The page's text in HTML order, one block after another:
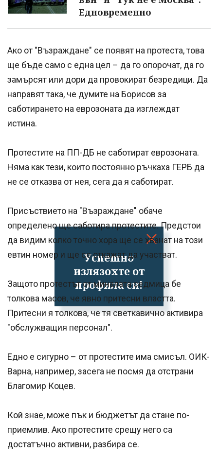
Успешно
излязохте от
профила си!
Едновременно
Ако от "Възраждане" се появят на протеста, това
ще бъде само с една цел – да го опорочат, да го
замърсят или дори да провокират безредици. Да
направят така, че думите на Борисов за
саботирането на еврозоната да изглеждат
истина.
Протестите на ПП-ДБ не саботират еврозоната.
Няма как тези, които постоянно ръчкаха ГЕРБ да
не се отказва от нея, сега да я саботират.
Присъствието на "Възраждане" обаче
определено ще саботира протестите. Предстои
да видим колко точно хора ще се хванат на този
евтин номер и ще се откажат да участват.
Защото протестът от миналата седмица бе
толкова масов, че явно притесни властта.
Притесни я толкова, че тя светкавично активира
"обслужващия персонал".
Едно е сигурно – от протестите има смисъл. ОИК-
Варна, например, засега не посмя да отстрани
Благомир Коцев.
Кой знае, може пък и бюджетът да стане по-
приемлив. Ако протестите срещу него са
достатъчно активни, разбира се.